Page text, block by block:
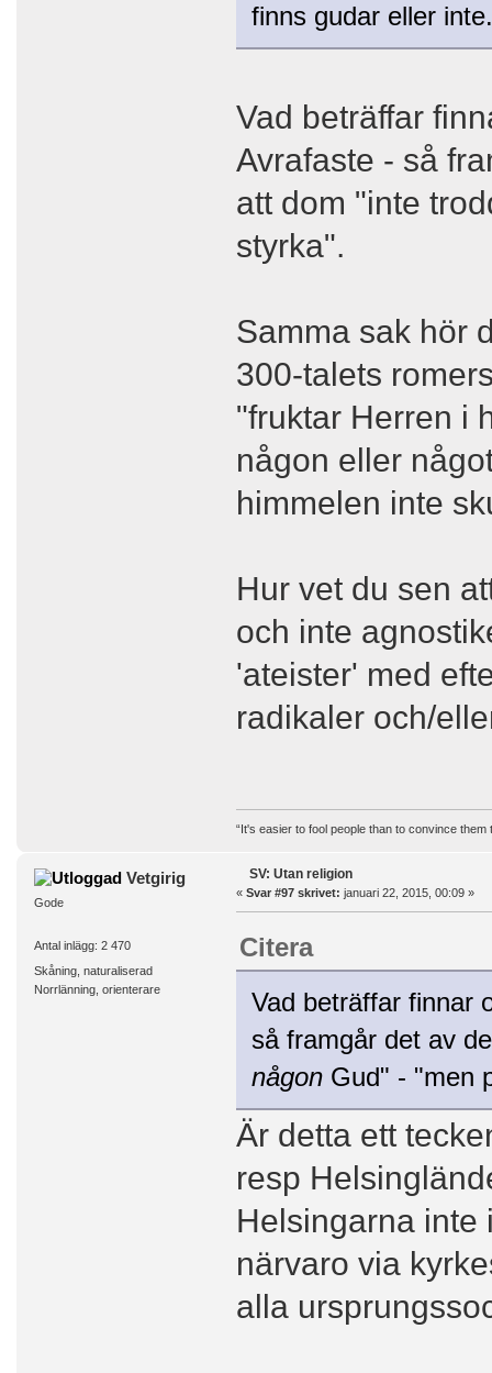
finns gudar eller inte.
Vad beträffar
Avrafaste - så
att dom "inte
styrka".
Samma sak hör
300-talets
"fruktar Herren i
någon eller
himmelen inte
Hur vet du sen
och inte
'ateister' med
radikaler och/
“It's easier to fool people than to convince them
Vetgirig
Gode
Antal inlägg: 2 470
Skåning, naturaliserad
Norrlänning, orienterare
SV: Utan religion
« Svar #97 skrivet: januari 22, 2015, 00:09 »
Citera
Vad beträffar finnar
så framgår det av
någonGud" - "men
Är detta ett
resp
Helsingarna inte
närvaro via
alla